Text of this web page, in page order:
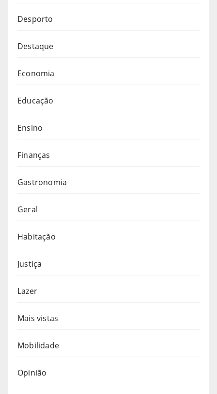
Desporto
Destaque
Economia
Educação
Ensino
Finanças
Gastronomia
Geral
Habitação
Justiça
Lazer
Mais vistas
Mobilidade
Opinião